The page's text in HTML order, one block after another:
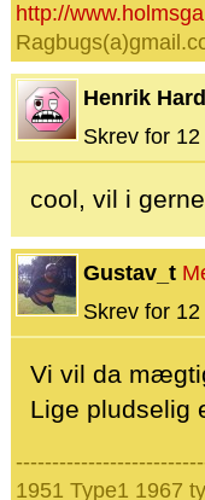
http://
Henrik
Skrev for
cool, vil i
Gustav_t
Skrev for
Vi vil da
Lige pludselig
1951 Type1 1967